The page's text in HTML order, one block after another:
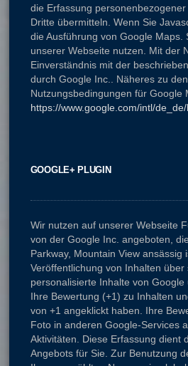
die Erfassung
Dritte übermitteln. Wenn Sie
die Ausführung von Google
unserer Webseite nutzen. Mit der
Einverständnis mit der
durch Google Inc.. Näheres zu
Nutzungsbedingungen für Google
https://www.google.com/intl/
GOOGLE+ PLUGIN
Wir nutzen auf unserer Webseite
von der Google Inc. angeboten,
Parkway, Mountain View
Veröffentlichung von Inhalten
personalisierte Inhalte von
Ihre Bewertung (+1) zu Inhalten
von +1 angeklickt haben. Ihre
Foto in anderen Google-Services
Aktivitäten. Diese Erfassung dient
Angebots für Sie. Zur Benutzung